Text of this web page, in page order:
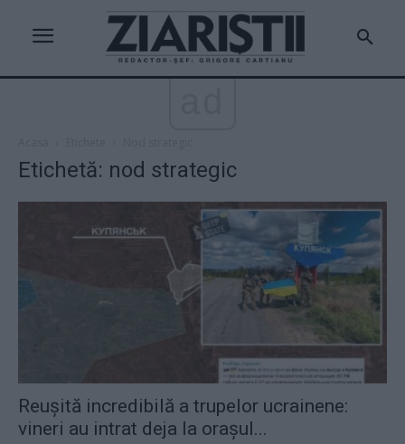
Etichetă: nod strategic
Reușită incredibilă a trupelor ucrainene:
vineri au intrat deja la orașul...